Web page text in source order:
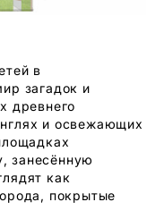
в
загадок и
древнего
и освежающих
занесённую
как
покрытые